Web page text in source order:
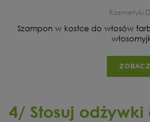
Kosmetyki
Szampon w kostce do włosów
ZOBACZ
4/ Stosuj odżywki